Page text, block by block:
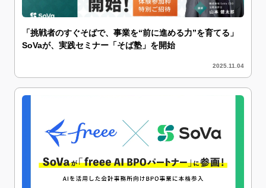
「挑戦者のすぐそばで、事業を“前に進める力”を育てる」
SoVaが、実践セミナー「そば塾」を開始
2025.11.04